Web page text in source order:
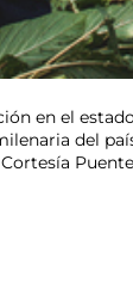
en el
del